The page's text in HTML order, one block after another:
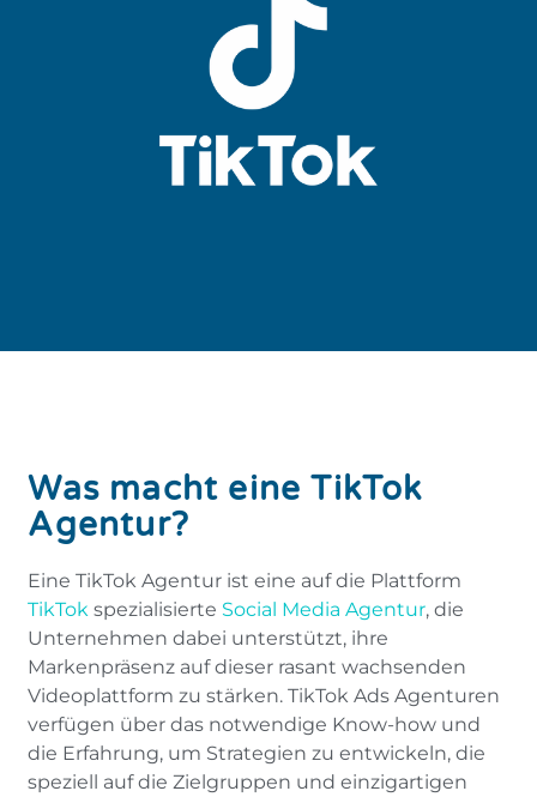
Was macht eine TikTok
Agentur?
Eine TikTok Agentur ist eine auf die Plattform
TikTok spezialisierte Social Media Agentur, die
Unternehmen dabei unterstützt, ihre
Markenpräsenz auf dieser rasant wachsenden
Videoplattform zu stärken. TikTok Ads Agenturen
verfügen über das notwendige Know-how und
die Erfahrung, um Strategien zu entwickeln, die
speziell auf die Zielgruppen und einzigartigen